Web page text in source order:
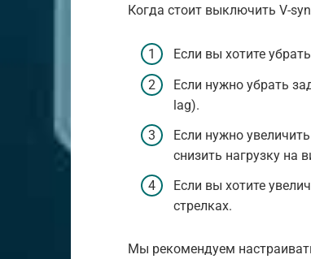
Когда стоит выключить V-
Если вы хотите
Если нужно убрать
lag).
Если нужно
снизить нагрузку на
Если вы хотите
стрелках.
Мы рекомендуем